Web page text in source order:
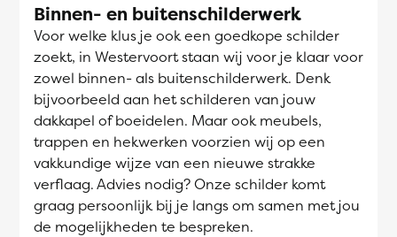
Binnen- en buitenschilderwerk
Voor welke klus je ook een goedkope schilder
zoekt, in Westervoort staan wij voor je klaar voor
zowel binnen- als buitenschilderwerk. Denk
bijvoorbeeld aan het schilderen van jouw
dakkapel of boeidelen. Maar ook meubels,
trappen en hekwerken voorzien wij op een
vakkundige wijze van een nieuwe strakke
verflaag. Advies nodig? Onze schilder komt
graag persoonlijk bij je langs om samen met jou
de mogelijkheden te bespreken.